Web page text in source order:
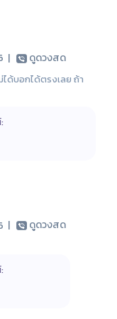
| ดูดวงสด
ด้บอกได้ตรงเลย ถ้า
| ดูดวงสด